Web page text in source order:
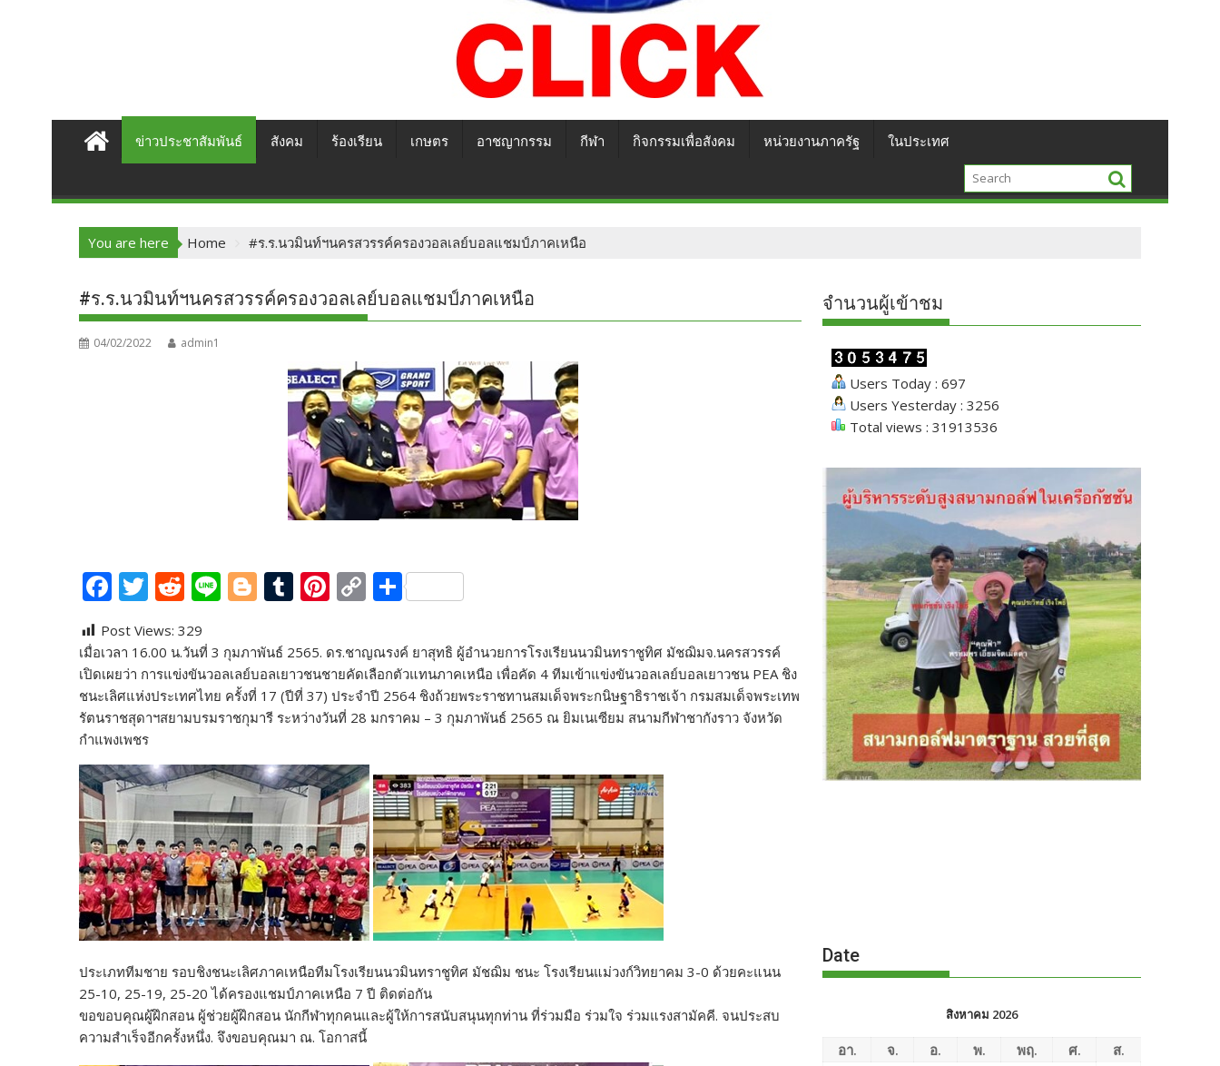
ข่าวประชาสัมพันธ์ สังคม ร้องเรียน เกษตร อาชญากรรม กีฬา กิจกรรมเพื่อสังคม หน่วยงานภาครัฐ ในประเทศ
You are here Home #ร.ร.นวมินท์ฯนครสวรรค์ครองวอลเลย์บอลแชมป์ภาคเหนือ
#ร.ร.นวมินท์ฯนครสวรรค์ครองวอลเลย์บอลแชมป์ภาคเหนือ
04/02/2022 admin1
F
e
b
o
o
k
T
itt
er
R
d
di
t
Li
e
Bl
g
g
er
T
m
bl
r
Pi
er
e
st
C
p
y
Li
n
k
S
ar
e
Post Views: 329
เมื่อเวลา 16.00 น.วันที่ 3 กุมภาพันธ์ 2565. ดร.ชาญณรงค์ ยาสุทธิ ผู้อำนวยการโรงเรียนนวมินทราชูทิศ มัชฌิมจ.นครสวรรค์
เปิดเผยว่า การแข่งขันวอลเลย์บอลเยาวชนชายคัดเลือกตัวแทนภาคเหนือ เพื่อคัด 4 ทีมเข้าแข่งขันวอลเลย์บอลเยาวชน PEA ชิง
ชนะเลิศแห่งประเทศไทย ครั้งที่ 17 (ปีที่ 37) ประจำปี 2564 ชิงถ้วยพระราชทานสมเด็จพระกนิษฐาธิราชเจ้า กรมสมเด็จพระเทพ
รัตนราชสุดาฯสยามบรมราชกุมารี ระหว่างวันที่ 28 มกราคม – 3 กุมภาพันธ์ 2565 ณ ยิมเนเซียม สนามกีฬาชากังราว จังหวัด
กำแพงเพชร
ประเภททีมชาย รอบชิงชนะเลิศภาคเหนือทีมโรงเรียนนวมินทราชูทิศ มัชฌิม ชนะ โรงเรียนแม่วงก์วิทยาคม 3-0 ด้วยคะแนน
25-10, 25-19, 25-20 ได้ครองแชมป์ภาคเหนือ 7 ปี ติดต่อกัน
ขอขอบคุณผู้ฝึกสอน ผู้ช่วยผู้ฝึกสอน นักกีฬาทุกคนและผู้ให้การสนับสนุนทุกท่าน ที่ร่วมมือ ร่วมใจ ร่วมแรงสามัคคี. จนประสบ
ความสำเร็จอีกครั้งหนึ่ง. จึงขอบคุณมา ณ. โอกาสนี้
จำนวนผู้เข้าชม
Users Today : 697
Users Yesterday : 3256
Total views : 31913536
Date
สิงหาคม 2026
อา. จ. อ. พ. พฤ. ศ.
ส.